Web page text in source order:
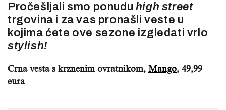
Pročešljali smo ponudu high street
trgovina i za vas pronašli veste u
kojima ćete ove sezone izgledati vrlo
stylish!
Crna vesta s krznenim ovratnikom, Mango, 49,99
eura